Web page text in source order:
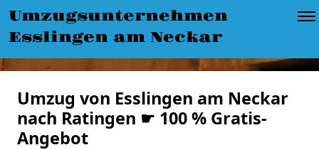
Umzugsunternehmen
Esslingen am Neckar
Umzug von Esslingen am Neckar
nach Ratingen ☛ 100 % Gratis-
Angebot